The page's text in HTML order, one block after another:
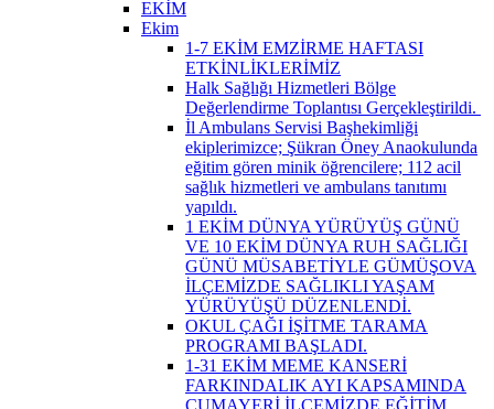
EKİM
Ekim
1-7 EKİM EMZİRME HAFTASI
ETKİNLİKLERİMİZ
Halk Sağlığı Hizmetleri Bölge
Değerlendirme Toplantısı Gerçekleştirildi. ​
İl Ambulans Servisi Başhekimliği
ekiplerimizce; Şükran Öney Anaokulunda
eğitim gören minik öğrencilere; 112 acil
sağlık hizmetleri ve ambulans tanıtımı
yapıldı.
1 EKİM DÜNYA YÜRÜYÜŞ GÜNÜ
VE 10 EKİM DÜNYA RUH SAĞLIĞI
GÜNÜ MÜSABETİYLE GÜMÜŞOVA
İLÇEMİZDE SAĞLIKLI YAŞAM
YÜRÜYÜŞÜ DÜZENLENDİ.
OKUL ÇAĞI İŞİTME TARAMA
PROGRAMI BAŞLADI.
1-31 EKİM MEME KANSERİ
FARKINDALIK AYI KAPSAMINDA
CUMAYERİ İLÇEMİZDE EĞİTİM